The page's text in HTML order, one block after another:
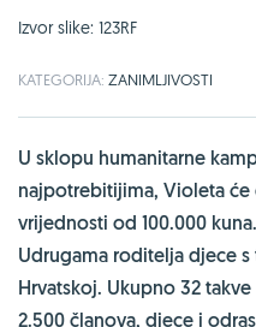
Izvor slike: 123RF
KATEGORIJA: ZANIMLJIVOSTI
U sklopu humanitarne
najpotrebitijima, Violeta
vrijednosti od 100.000
Udrugama roditelja djece s
Hrvatskoj. Ukupno 32
2.500 članova, djece i